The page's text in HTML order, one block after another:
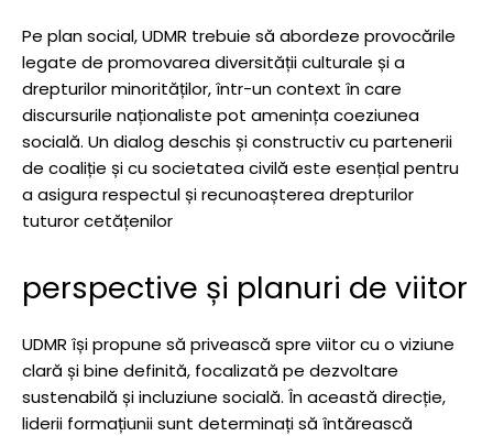
Pe plan social, UDMR trebuie să abordeze provocările
legate de promovarea diversității culturale și a
drepturilor minorităților, într-un context în care
discursurile naționaliste pot amenința coeziunea
socială. Un dialog deschis și constructiv cu partenerii
de coaliție și cu societatea civilă este esențial pentru
a asigura respectul și recunoașterea drepturilor
tuturor cetățenilor
perspective și planuri de viitor
UDMR își propune să privească spre viitor cu o viziune
clară și bine definită, focalizată pe dezvoltare
sustenabilă și incluziune socială. În această direcție,
liderii formațiunii sunt determinați să întărească